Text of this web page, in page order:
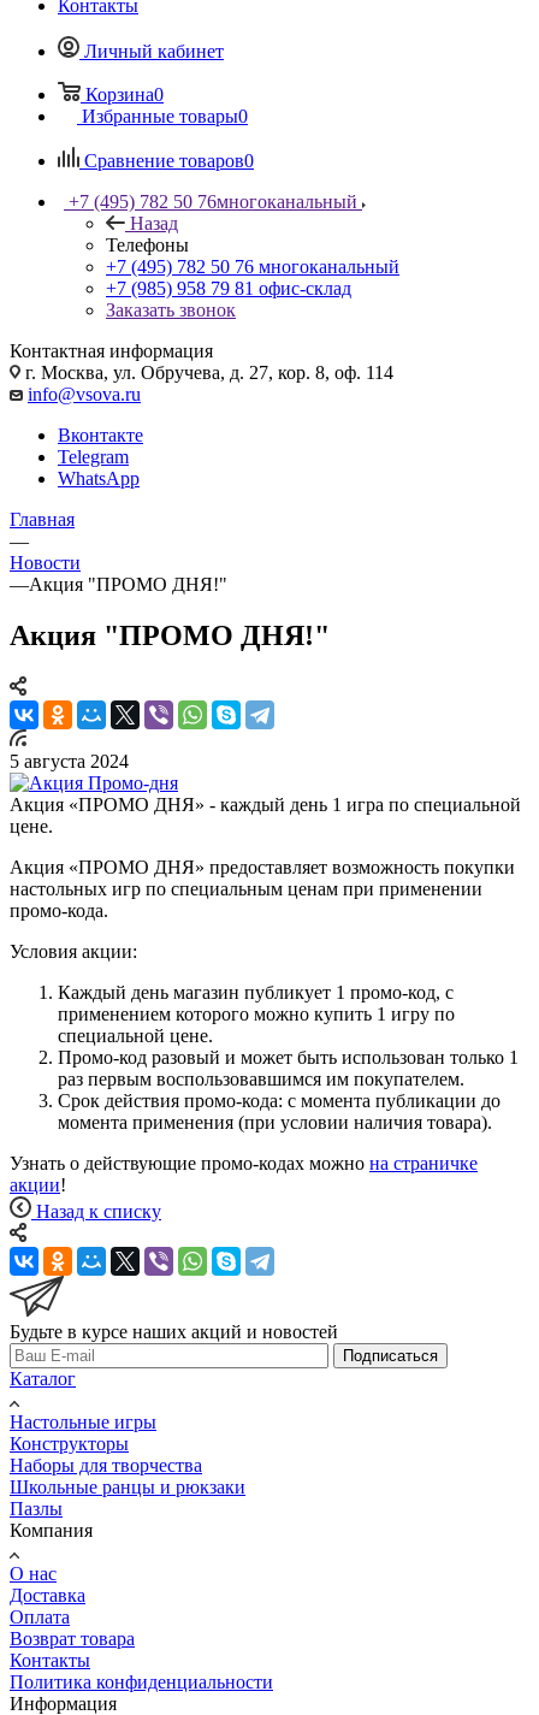
Контакты
Личный кабинет
Корзина0
Избранные товары0
Сравнение товаров0
+7 (495) 782 50 76многоканальный
Назад
Телефоны
+7 (495) 782 50 76 многоканальный
+7 (985) 958 79 81 офис-склад
Заказать звонок
Контактная информация
г. Москва, ул. Обручева, д. 27, кор. 8, оф. 114
info@vsova.ru
Вконтакте
Telegram
WhatsApp
Главная
—
Новости
—Акция "ПРОМО ДНЯ!"
Акция "ПРОМО ДНЯ!"
5 августа 2024
Акция «ПРОМО ДНЯ» - каждый день 1 игра по специальной
цене.
Акция «ПРОМО ДНЯ» предоставляет возможность покупки
настольных игр по специальным ценам при применении
промо-кода.
Условия акции:
Каждый день магазин публикует 1 промо-код, с
применением которого можно купить 1 игру по
специальной цене.
Промо-код разовый и может быть использован только 1
раз первым воспользовавшимся им покупателем.
Срок действия промо-кода: с момента публикации до
момента применения (при условии наличия товара).
Узнать о действующие промо-кодах можно на страничке
акции!
Назад к списку
Будьте в курсе наших акций и новостей
Подписаться
Каталог
Настольные игры
Конструкторы
Наборы для творчества
Школьные ранцы и рюкзаки
Пазлы
Компания
О нас
Доставка
Оплата
Возврат товара
Контакты
Политика конфиденциальности
Информация